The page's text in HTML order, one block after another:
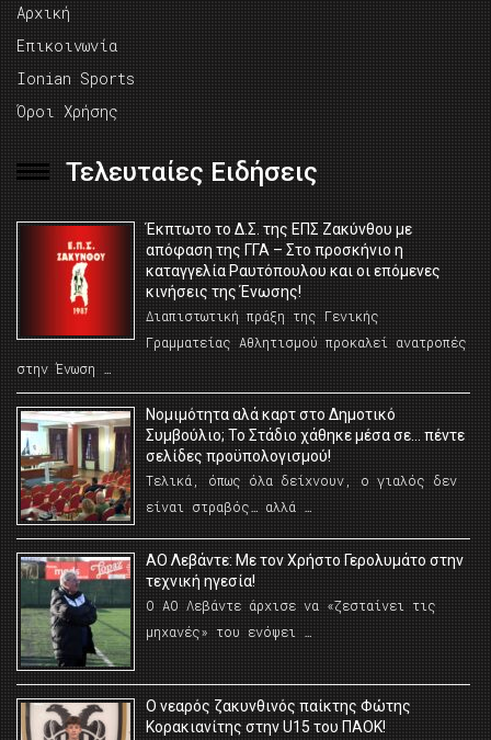
Αρχική
Επικοινωνία
Ionian Sports
Όροι Χρήσης
Τελευταίες Ειδήσεις
Έκπτωτο το Δ.Σ. της ΕΠΣ Ζακύνθου με
απόφαση της ΓΓΑ – Στο προσκήνιο η
καταγγελία Ραυτόπουλου και οι επόμενες
κινήσεις της Ένωσης!
Διαπιστωτική πράξη της Γενικής
Γραμματείας Αθλητισμού προκαλεί ανατροπές
στην Ένωση …
Νομιμότητα αλά καρτ στο Δημοτικό
Συμβούλιο; Το Στάδιο χάθηκε μέσα σε… πέντε
σελίδες προϋπολογισμού!
Τελικά, όπως όλα δείχνουν, ο γιαλός δεν
είναι στραβός… αλλά …
ΑΟ Λεβάντε: Με τον Χρήστο Γερολυμάτο στην
τεχνική ηγεσία!
Ο ΑΟ Λεβάντε άρχισε να «ζεσταίνει τις
μηχανές» του ενόψει …
O νεαρός ζακυνθινός παίκτης Φώτης
Κορακιανίτης στην U15 του ΠΑΟΚ!